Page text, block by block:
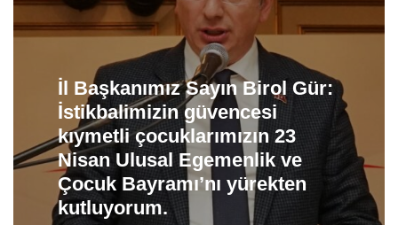
İl Başkanımız Sayın Birol Gür:
İstikbalimizin güvencesi
kıymetli çocuklarımızın 23
Nisan Ulusal Egemenlik ve
Çocuk Bayramı’nı yürekten
kutluyorum.